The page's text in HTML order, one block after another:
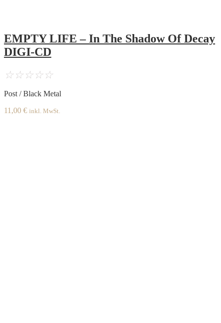
EMPTY LIFE – In The Shadow Of Decay
DIGI-CD
☆☆☆☆☆
Post / Black Metal
11,00 € inkl. MwSt.